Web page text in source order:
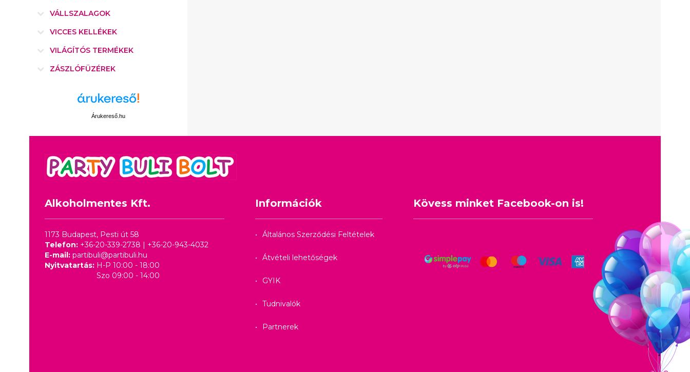
VÁLLSZALAGOK
VICCES KELLÉKEK
VILÁGÍTÓS TERMÉKEK
ZÁSZLÓFÜZÉREK
Árukereső.hu
Alkoholmentes Kft.
1173 Budapest, Pesti út 58
Telefon: +36-20-339-2738 | +36-20-943-4032
E-mail: partibuli@partibuli.hu
Nyitvatartás: H-P 10:00 - 18:00
Szo 09:00 - 14:00
Információk
Általános Szerződési Feltételek
Átvételi lehetőségek
GYIK
Tudnivalók
Partnerek
Kövess minket Facebook-on is!